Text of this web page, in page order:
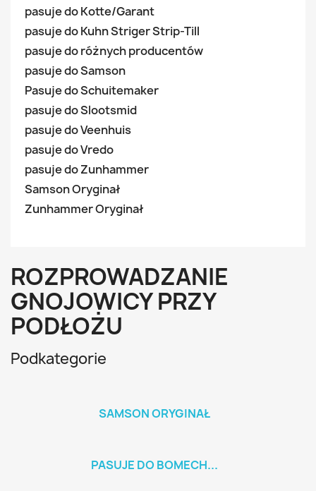
pasuje do Kotte/Garant
pasuje do Kuhn Striger Strip-Till
pasuje do różnych producentów
pasuje do Samson
Pasuje do Schuitemaker
pasuje do Slootsmid
pasuje do Veenhuis
pasuje do Vredo
pasuje do Zunhammer
Samson Oryginał
Zunhammer Oryginał
ROZPROWADZANIE
GNOJOWICY PRZY
PODŁOŻU
Podkategorie
SAMSON ORYGINAŁ
PASUJE DO BOMECH...